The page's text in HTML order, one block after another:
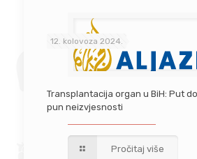
12. kolovoza 2024.
Transplantacija organ u BiH: Put
pun neizvjesnosti
Pročitaj više